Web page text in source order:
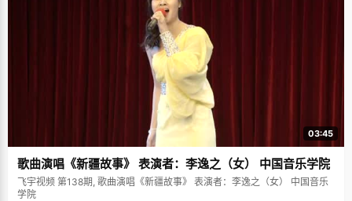
03:45
歌曲演唱《新疆故事》 表演者：李逸之（女） 中国音乐学院
飞宇视频 第138期, 歌曲演唱《新疆故事》 表演者：李逸之（女） 中国音乐
学院